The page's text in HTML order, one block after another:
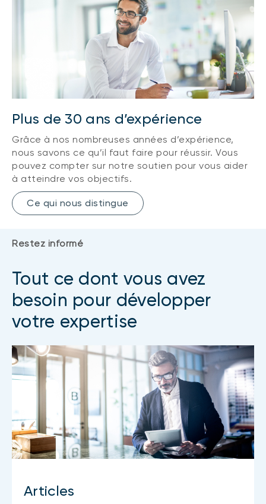
Plus de 30 ans d’expérience
Grâce à nos nombreuses années d’expérience,
nous savons ce qu’il faut faire pour réussir. Vous
pouvez compter sur notre soutien pour vous aider
à atteindre vos objectifs.
Ce qui nous distingue
Restez informé
Tout ce dont vous avez
besoin pour développer
votre expertise
Articles